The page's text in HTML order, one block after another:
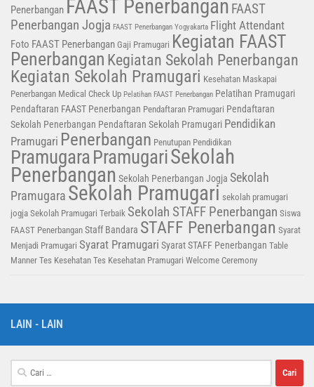
Penerbangan FAAST Penerbangan FAAST
Penerbangan Jogja FAAST Penerbangan Yogyakarta Flight Attendant
Foto FAAST Penerbangan Gaji Pramugari Kegiatan FAAST
Penerbangan Kegiatan Sekolah Penerbangan
Kegiatan Sekolah Pramugari Kesehatan Maskapai
Penerbangan Medical Check Up Pelatihan FAAST Penerbangan Pelatihan Pramugari
Pendaftaran FAAST Penerbangan Pendaftaran Pramugari Pendaftaran
Sekolah Penerbangan Pendaftaran Sekolah Pramugari Pendidikan
Pramugari Penerbangan Penutupan Pendidikan
PramugaraPramugariSekolah
Penerbangan Sekolah Penerbangan Jogja Sekolah
Pramugara Sekolah Pramugari sekolah pramugari
jogja Sekolah Pramugari Terbaik Sekolah STAFF Penerbangan Siswa
FAAST Penerbangan Staff Bandara STAFF Penerbangan Syarat
Menjadi Pramugari Syarat Pramugari Syarat STAFF Penerbangan Table
Manner Tes Kesehatan Tes Kesehatan Pramugari Welcome Ceremony
LAIN - LAIN